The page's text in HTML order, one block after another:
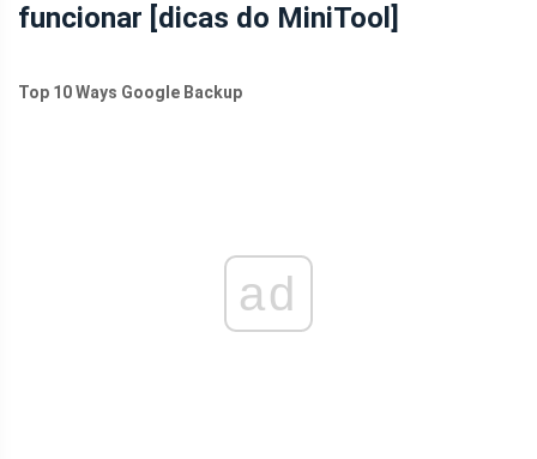
funcionar [dicas do MiniTool]
Top 10 Ways Google Backup
ad